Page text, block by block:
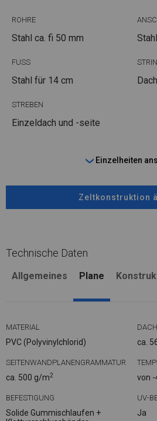
ROHRE
Stahl ca. fi 50 mm
FUSS
Stahl für 14 cm
STREBEN
Einzeldach und -seite
Einzelheiten
Zeltkonstruktion
Technische Daten
Allgemeines Plane
MATERIAL
PVC (Polyvinylchlorid) ca.
SEITENWANDPLANENGRAMMATUR
ca. 500 g/m2 von -
BEFESTIGUNG
Solide Gummischlaufen +
UV-
Ja